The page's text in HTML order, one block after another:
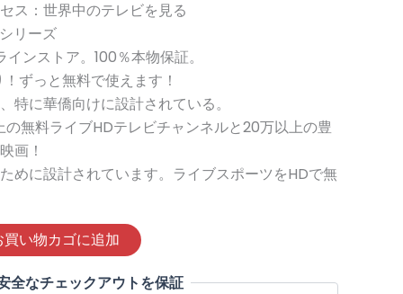
US$228.99
で
す。
ス：世界中のテレビを見る
リーズ
ンストア。100％本物保証。
ずっと無料で使えます！
特に華僑向けに設計されている。
無料ライブHDテレビチャンネルと20万以上の豊
画！
めに設計されています。ライブスポーツをHDで無
買い物カゴに追加
全なチェックアウトを保証